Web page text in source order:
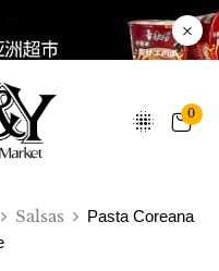
0
Salsas
Pasta Coreana